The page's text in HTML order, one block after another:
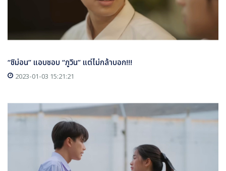
“ชิม่อน” แอบชอบ “ภูวิน” แต่ไม่กล้าบอก!!!
2023-01-03 15:21:21